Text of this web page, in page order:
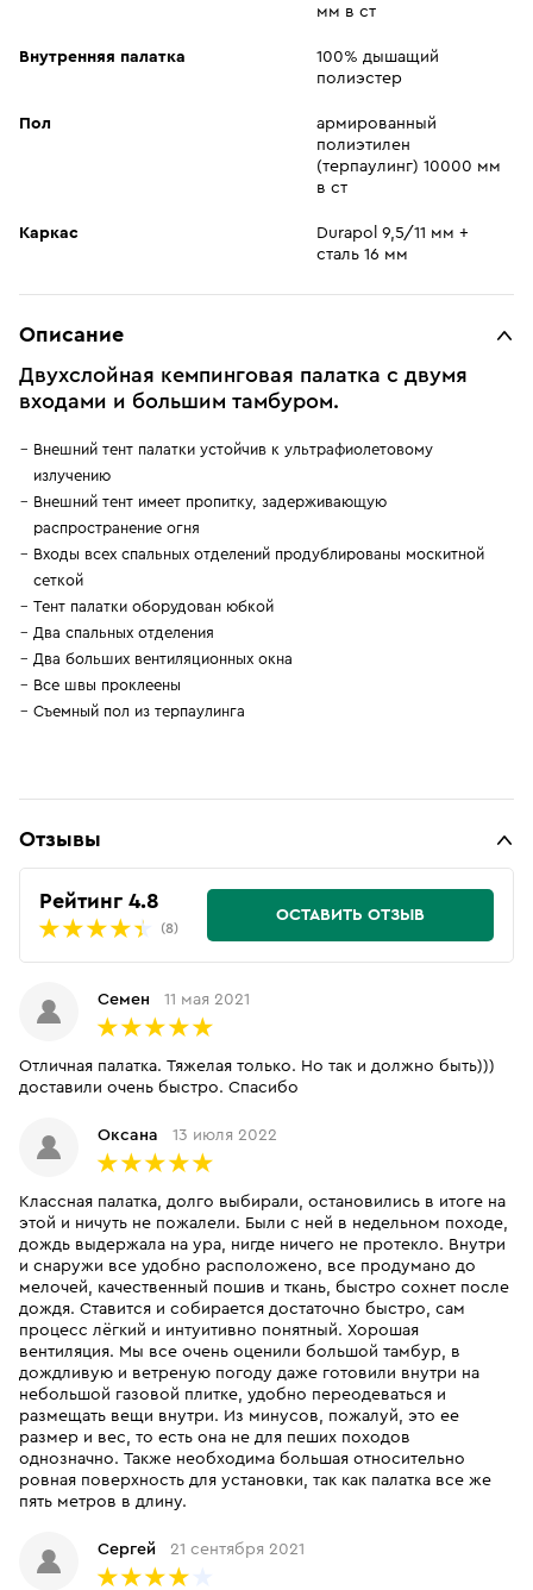
мм в ст
Внутренняя палатка
100% дышащий
полиэстер
Пол
армированный
полиэтилен
(терпаулинг) 10000 мм
в ст
Каркас
Durapol 9,5/11 мм +
сталь 16 мм
Описание
Двухслойная кемпинговая палатка с двумя
входами и большим тамбуром.
Внешний тент палатки устойчив к ультрафиолетовому
излучению
Внешний тент имеет пропитку, задерживающую
распространение огня
Входы всех спальных отделений продублированы москитной
сеткой
Тент палатки оборудован юбкой
Два спальных отделения
Два больших вентиляционных окна
Все швы проклеены
Съемный пол из терпаулинга
Отзывы
Рейтинг 4.8
(8)
ОСТАВИТЬ ОТЗЫВ
Семен 11 мая 2021
Отличная палатка. Тяжелая только. Но так и должно быть)))
доставили очень быстро. Спасибо
Оксана 13 июля 2022
Классная палатка, долго выбирали, остановились в итоге на
этой и ничуть не пожалели. Были с ней в недельном походе,
дождь выдержала на ура, нигде ничего не протекло. Внутри
и снаружи все удобно расположено, все продумано до
мелочей, качественный пошив и ткань, быстро сохнет после
дождя. Ставится и собирается достаточно быстро, сам
процесс лёгкий и интуитивно понятный. Хорошая
вентиляция. Мы все очень оценили большой тамбур, в
дождливую и ветреную погоду даже готовили внутри на
небольшой газовой плитке, удобно переодеваться и
размещать вещи внутри. Из минусов, пожалуй, это ее
размер и вес, то есть она не для пеших походов
однозначно. Также необходима большая относительно
ровная поверхность для установки, так как палатка все же
пять метров в длину.
Сергей 21 сентября 2021